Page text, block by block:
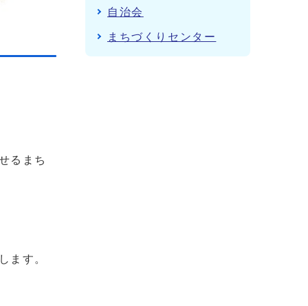
るまち
ます。
自治会
まちづくりセンター